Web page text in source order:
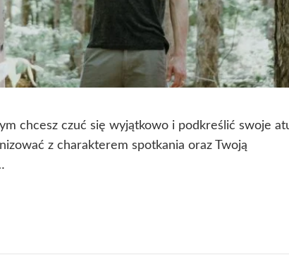
chcesz czuć się wyjątkowo i podkreślić swoje
z charakterem spotkania oraz Twoją